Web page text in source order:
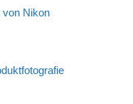
von Nikon